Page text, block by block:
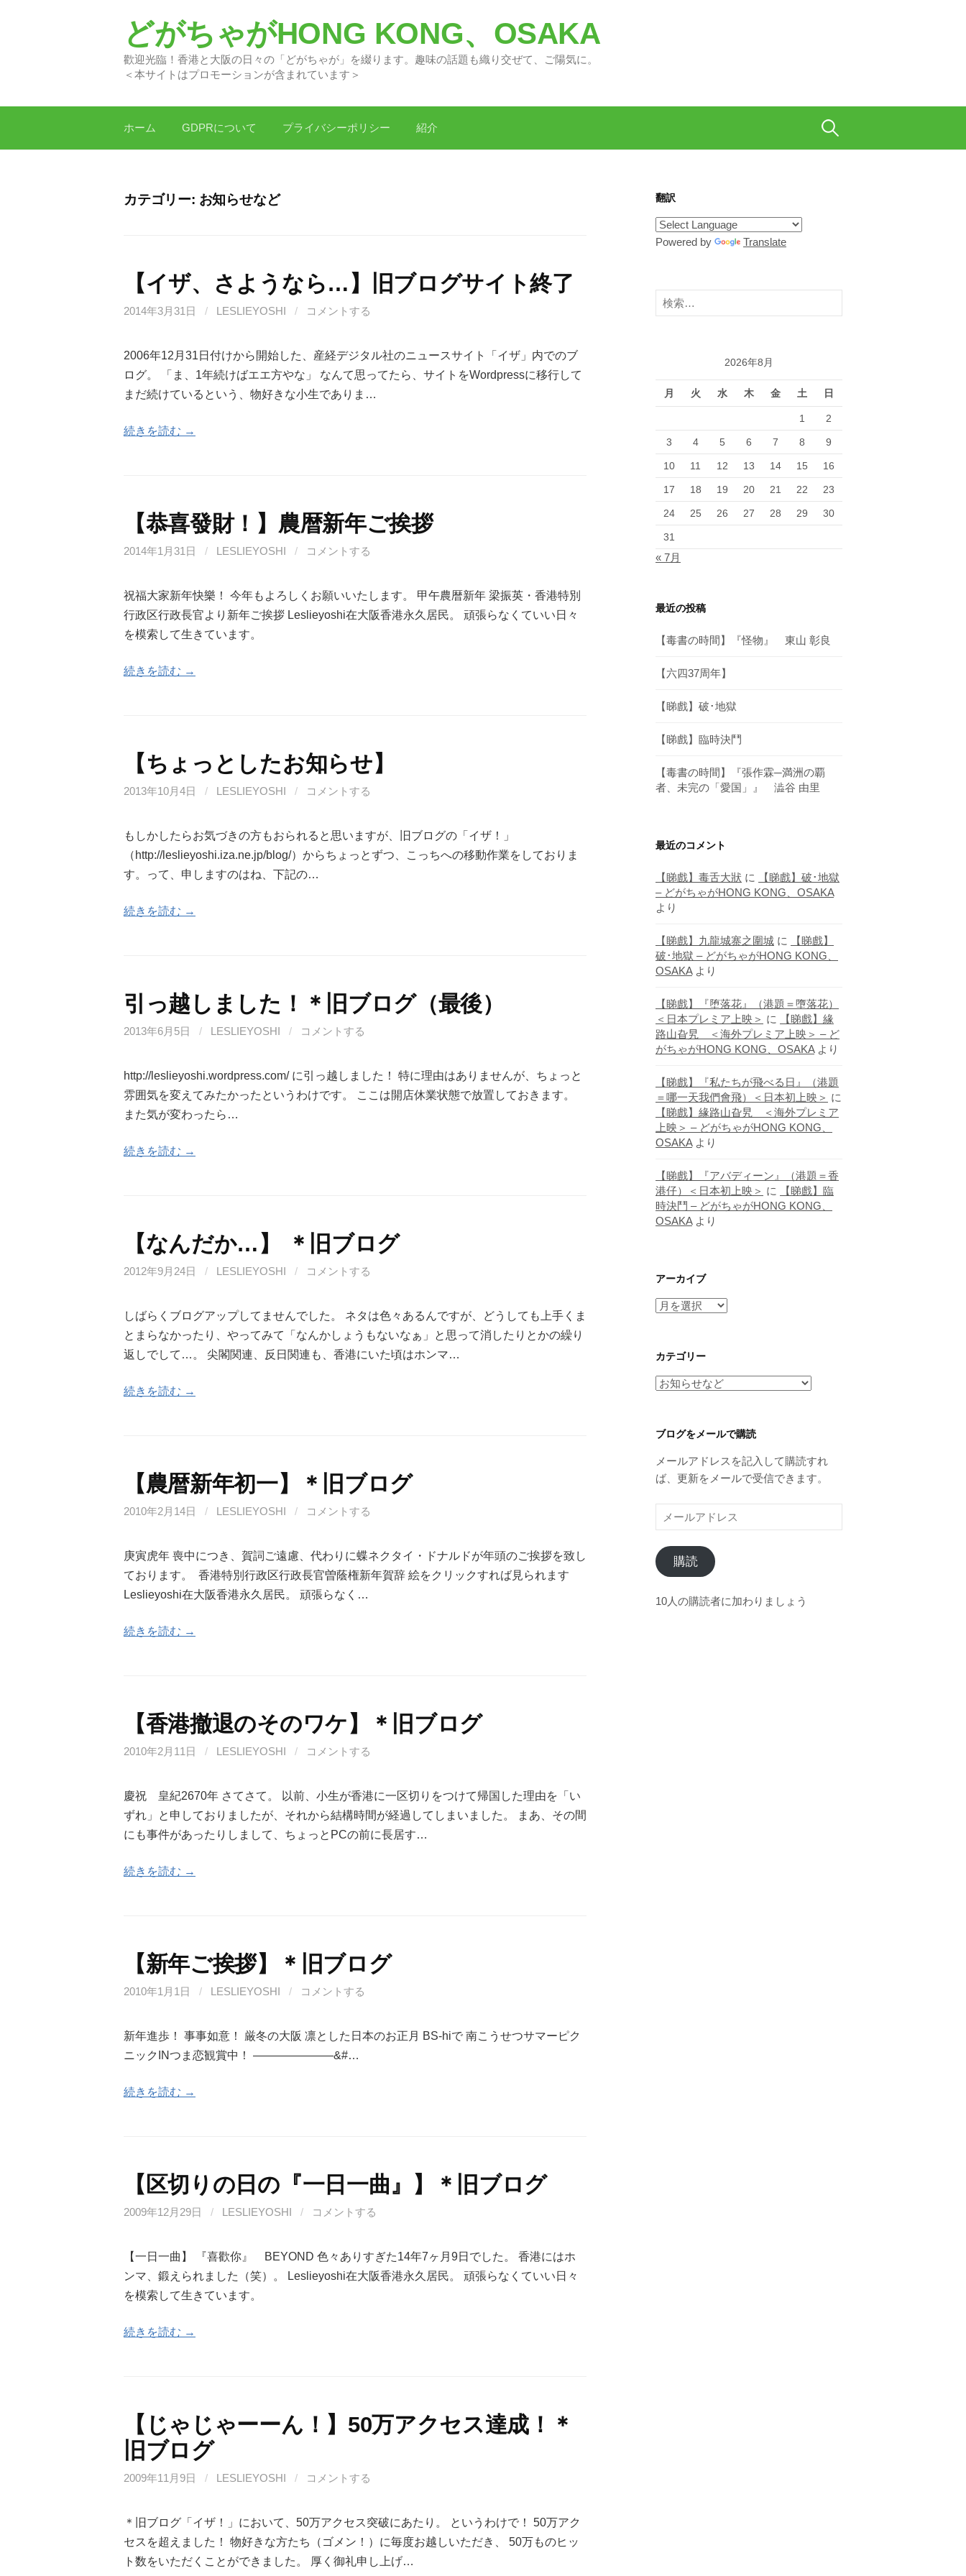
へ
どがちゃがHONG KONG、OSAKA
歡迎光臨！香港と大阪の日々の「どがちゃが」を綴ります。趣味の話題も織り交ぜて、ご陽気に。
＜本サイトはプロモーションが含まれています＞
ホーム GDPRについて プライバシーポリシー 紹介 検
カテゴリー: お知らせなど
【イザ、さようなら…】旧ブログサイト終了
2014年3月31日 / LESLIEYOSHI / コメントする
2006年12月31日付けから開始した、産経デジタル社のニュースサイト「イザ」内でのブ
ログ。 「ま、1年続けばエエ方やな」 なんて思ってたら、サイトをWordpressに移行して
まだ続けているという、物好きな小生でありま…
続きを読む →
【恭喜發財！】農暦新年ご挨拶
2014年1月31日 / LESLIEYOSHI / コメントする
祝福大家新年快樂！ 今年もよろしくお願いいたします。 甲午農暦新年 梁振英・香港特別
行政区行政長官より新年ご挨拶 Leslieyoshi在大阪香港永久居民。 頑張らなくていい日々
を模索して生きています。
続きを読む →
【ちょっとしたお知らせ】
2013年10月4日 / LESLIEYOSHI / コメントする
もしかしたらお気づきの方もおられると思いますが、旧ブログの「イザ！」
（http://leslieyoshi.iza.ne.jp/blog/）からちょっとずつ、こっちへの移動作業をしておりま
す。って、申しますのはね、下記の…
続きを読む →
引っ越しました！＊旧ブログ（最後）
2013年6月5日 / LESLIEYOSHI / コメントする
http://leslieyoshi.wordpress.com/ に引っ越しました！ 特に理由はありませんが、ちょっと
雰囲気を変えてみたかったというわけです。 ここは開店休業状態で放置しておきます。
また気が変わったら…
続きを読む →
【なんだか…】 ＊旧ブログ
2012年9月24日 / LESLIEYOSHI / コメントする
しばらくブログアップしてませんでした。 ネタは色々あるんですが、どうしても上手くま
とまらなかったり、やってみて「なんかしょうもないなぁ」と思って消したりとかの繰り
返しでして…。 尖閣関連、反日関連も、香港にいた頃はホンマ…
続きを読む →
【農暦新年初一】＊旧ブログ
2010年2月14日 / LESLIEYOSHI / コメントする
庚寅虎年 喪中につき、賀詞ご遠慮、代わりに蝶ネクタイ・ドナルドが年頭のご挨拶を致し
ております。 香港特別行政区行政長官曽蔭権新年賀辞 絵をクリックすれば見られます
Leslieyoshi在大阪香港永久居民。 頑張らなく…
続きを読む →
【香港撤退のそのワケ】＊旧ブログ
2010年2月11日 / LESLIEYOSHI / コメントする
慶祝 皇紀2670年 さてさて。 以前、小生が香港に一区切りをつけて帰国した理由を「い
ずれ」と申しておりましたが、それから結構時間が経過してしまいました。 まあ、その間
にも事件があったりしまして、ちょっとPCの前に長居す…
続きを読む →
【新年ご挨拶】＊旧ブログ
2010年1月1日 / LESLIEYOSHI / コメントする
新年進歩！ 事事如意！ 厳冬の大阪 凛とした日本のお正月 BS-hiで 南こうせつサマーピク
ニックINつま恋観賞中！ ———————&#…
続きを読む →
【区切りの日の『一日一曲』】＊旧ブログ
2009年12月29日 / LESLIEYOSHI / コメントする
【一日一曲】 『喜歡你』 BEYOND 色々ありすぎた14年7ヶ月9日でした。 香港にはホ
ンマ、鍛えられました（笑）。 Leslieyoshi在大阪香港永久居民。 頑張らなくていい日々
を模索して生きています。
続きを読む →
【じゃじゃーーん！】50万アクセス達成！＊
旧ブログ
2009年11月9日 / LESLIEYOSHI / コメントする
＊旧ブログ「イザ！」において、50万アクセス突破にあたり。 というわけで！ 50万アク
セスを超えました！ 物好きな方たち（ゴメン！）に毎度お越しいただき、 50万ものヒッ
ト数をいただくことができました。 厚く御礼申し上げ…
翻訳
Powered by Translate
検
索:
2026年8月
月 火 水 木 金 土 日
1 2
3 4 5 6 7 8 9
10 11 12 13 14 15 16
17 18 19 20 21 22 23
24 25 26 27 28 29 30
31
« 7月
最近の投稿
【毒書の時間】『怪物』 東山 彰良
【六四37周年】
【睇戲】破･地獄
【睇戲】臨時決鬥
【毒書の時間】『張作霖─満洲の覇
者、未完の「愛国」』 澁谷 由里
最近のコメント
【睇戲】毒舌大狀 に
【睇戲】破･地獄
– どがちゃがHONG KONG、OSAKA
より
【睇戲】九龍城寨之圍城 に
【睇戲】
破･地獄 – どがちゃがHONG KONG、
OSAKAより
【睇戲】『堕落花』（港題＝墮落花）
＜日本プレミア上映＞ に
【睇戲】緣
路山旮旯 ＜海外プレミア上映＞ – ど
がちゃがHONG KONG、OSAKAより
【睇戲】『私たちが飛べる日』（港題
＝哪一天我們會飛）＜日本初上映＞ に
【睇戲】緣路山旮旯 ＜海外プレミア
上映＞ – どがちゃがHONG KONG、
OSAKAより
【睇戲】『アバディーン』（港題＝香
港仔）＜日本初上映＞ に
【睇戲】臨
時決鬥 – どがちゃがHONG KONG、
OSAKAより
アーカイブ
ア
イ
ブ
カテゴリー
カ
リ
ブログをメールで購読
メールアドレスを記入して購読すれ
ば、更新をメールで受信できます。
ー
ル
ア
ド
レ
購読
10人の購読者に加わりましょう